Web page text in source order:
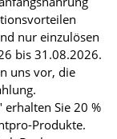
nur einzulösen
bis 31.08.2026.
uns vor, die
erhalten Sie 20 %
Produkte.